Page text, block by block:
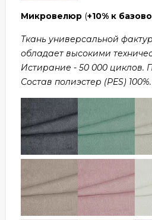
Микровелюр (+10% к
Ткань универсальной
обладает высокими
Истирание - 50 000 циклов.
Состав полиэстер (PES) 100%.